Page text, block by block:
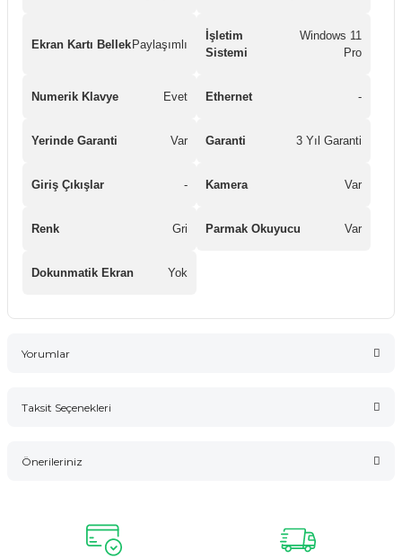
Ekran Kartı Bellek Paylaşımlı
İşletim
Sistemi
Windows 11
Pro
Numerik Klavye Evet Ethernet -
Yerinde Garanti Var Garanti 3 Yıl Garanti
Giriş Çıkışlar - Kamera Var
Renk Gri Parmak Okuyucu Var
Dokunmatik Ekran Yok
Yorumlar
Taksit Seçenekleri
Önerileriniz
konularda yetersiz gördüğünüz noktaları öneri formunu
kullanarak tarafımıza iletebilirsiniz.